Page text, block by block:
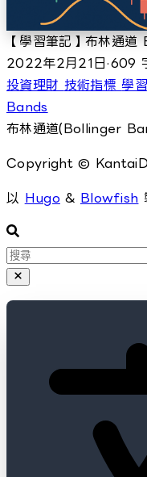
【學習筆記】布林通
2022年2月21日·609
投資理財技術指標學
Bands
布林通道(Bollinger
Copyright ©
以Hugo&Blowfish